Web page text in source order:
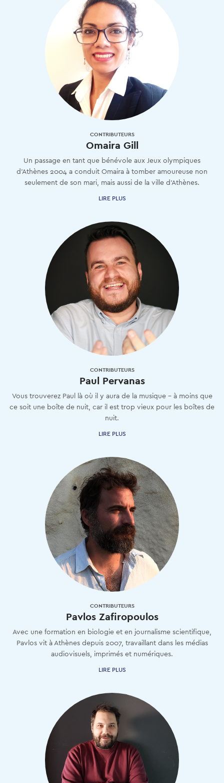
CONTRIBUTEURS
Omaira Gill
Un passage en tant que bénévole aux Jeux olympiques
d'Athènes 2004 a conduit Omaira à tomber amoureuse non
seulement de son mari, mais aussi de la ville d'Athènes.
LIRE PLUS
CONTRIBUTEURS
Paul Pervanas
Vous trouverez Paul là où il y aura de la musique - à moins que
ce soit une boîte de nuit, car il est trop vieux pour les boîtes de
nuit.
LIRE PLUS
CONTRIBUTEURS
Pavlos Zafiropoulos
Avec une formation en biologie et en journalisme scientifique,
Pavlos vit à Athènes depuis 2007, travaillant dans les médias
audiovisuels, imprimés et numériques.
LIRE PLUS